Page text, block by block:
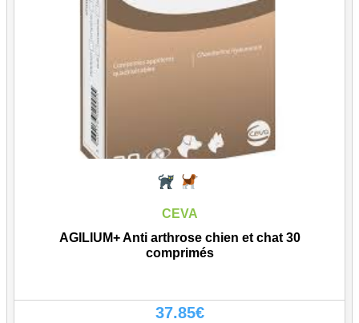
CEVA
AGILIUM+ Anti arthrose chien et chat 30
comprimés
37.85€